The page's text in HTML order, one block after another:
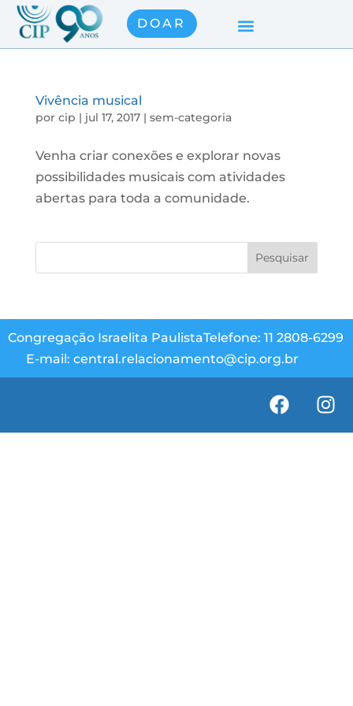
DOAR
Vivência musical
por cip | jul 17, 2017| sem-categoria
Venha criar conexões e explorar novas
possibilidades musicais com atividades
abertas para toda a comunidade.
Congregação Israelita PaulistaTelefone: 11 2808-6299
E-mail: central.relacionamento@cip.org.br